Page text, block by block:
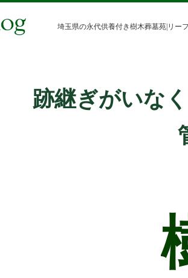
埼玉県の永代供養付き樹木葬墓苑|リー
跡継ぎがいな